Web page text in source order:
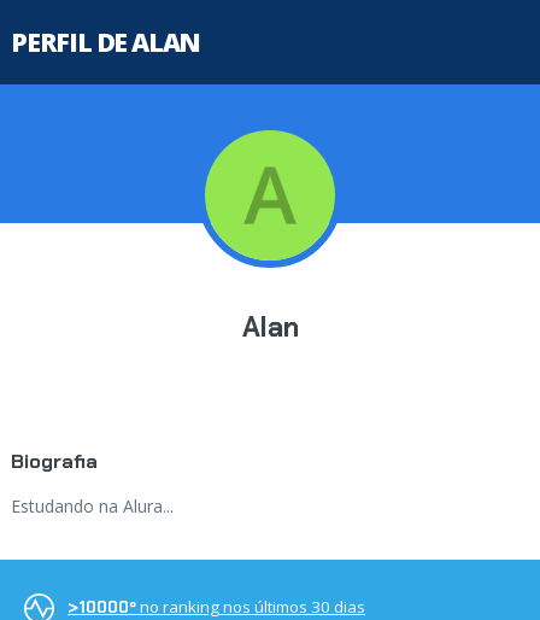
PERFIL DE ALAN
Alan
Biografia
Estudando na Alura...
>10000ºno ranking nos últimos 30 dias